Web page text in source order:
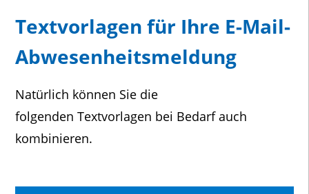
Textvorlagen für Ihre E-Mail-
Abwesenheitsmeldung
Natürlich können Sie die
folgenden Textvorlagen bei Bedarf auch
kombinieren.